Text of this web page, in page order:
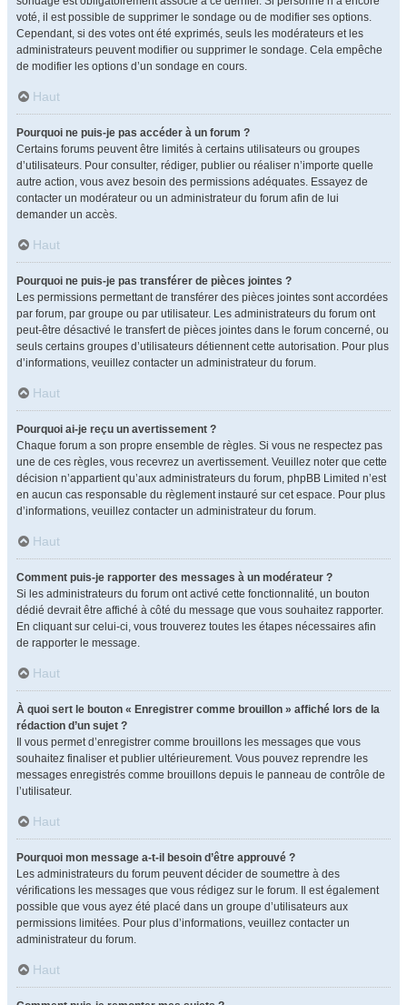
voté, il est possible de supprimer le sondage ou de modifier ses options.
Cependant, si des votes ont été exprimés, seuls les modérateurs et les
administrateurs peuvent modifier ou supprimer le sondage. Cela empêche
de modifier les options d’un sondage en cours.
Haut
Pourquoi ne puis-je pas accéder à un forum ?
Certains forums peuvent être limités à certains utilisateurs ou groupes
d’utilisateurs. Pour consulter, rédiger, publier ou réaliser n’importe quelle
autre action, vous avez besoin des permissions adéquates. Essayez de
contacter un modérateur ou un administrateur du forum afin de lui
demander un accès.
Haut
Pourquoi ne puis-je pas transférer de pièces jointes ?
Les permissions permettant de transférer des pièces jointes sont accordées
par forum, par groupe ou par utilisateur. Les administrateurs du forum ont
peut-être désactivé le transfert de pièces jointes dans le forum concerné, ou
seuls certains groupes d’utilisateurs détiennent cette autorisation. Pour plus
d’informations, veuillez contacter un administrateur du forum.
Haut
Pourquoi ai-je reçu un avertissement ?
Chaque forum a son propre ensemble de règles. Si vous ne respectez pas
une de ces règles, vous recevrez un avertissement. Veuillez noter que cette
décision n’appartient qu’aux administrateurs du forum, phpBB Limited n’est
en aucun cas responsable du règlement instauré sur cet espace. Pour plus
d’informations, veuillez contacter un administrateur du forum.
Haut
Comment puis-je rapporter des messages à un modérateur ?
Si les administrateurs du forum ont activé cette fonctionnalité, un bouton
dédié devrait être affiché à côté du message que vous souhaitez rapporter.
En cliquant sur celui-ci, vous trouverez toutes les étapes nécessaires afin
de rapporter le message.
Haut
À quoi sert le bouton « Enregistrer comme brouillon » affiché lors de la
rédaction d’un sujet ?
Il vous permet d’enregistrer comme brouillons les messages que vous
souhaitez finaliser et publier ultérieurement. Vous pouvez reprendre les
messages enregistrés comme brouillons depuis le panneau de contrôle de
l’utilisateur.
Haut
Pourquoi mon message a-t-il besoin d’être approuvé ?
Les administrateurs du forum peuvent décider de soumettre à des
vérifications les messages que vous rédigez sur le forum. Il est également
possible que vous ayez été placé dans un groupe d’utilisateurs aux
permissions limitées. Pour plus d’informations, veuillez contacter un
administrateur du forum.
Haut